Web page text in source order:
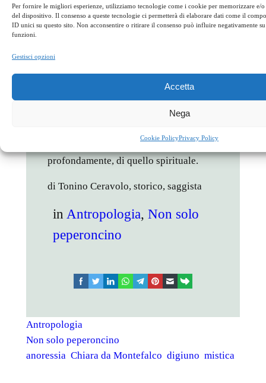
Per fornire le migliori esperienze, utilizziamo tecnologie come i cookie per memorizzare e/
del dispositivo. Il consenso a queste tecnologie ci permetterà di elaborare dati come il
ID unici su questo sito. Non acconsentire o ritirare il consenso può influire negativamente
funzioni.
Gestisci opzioni
Accetta
Nega
Cookie PolicyPrivacy Policy
modica quantità, beveva così poco vino
che un terzo di litro le durava per
caso l’uso della carne era un’eventualità
tutte queste afflizioni, poco prima di
morire il suo volto era lieto e il suo
colorito roseo, come si confaceva a una
materiale per nutrirsi, più
profondamente, di quello spirituale.
di Tonino Ceravolo, storico, saggista
in Antropologia, Non solo
peperoncino
facebooktwitterlinkedinwhatsapptelegram
pinterest email link
Antropologia
Non solo peperoncino
anoressia Chiara da Montefalco digiuno mistica